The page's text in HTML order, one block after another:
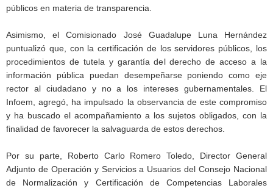
públicos en materia de transparencia.
Asimismo, el Comisionado José Guadalupe Luna Hernández
puntualizó que, con la certificación de los servidores públicos, los
procedimientos de tutela y garantía del derecho de acceso a la
información pública puedan desempeñarse poniendo como eje
rector al ciudadano y no a los intereses gubernamentales. El
Infoem, agregó, ha impulsado la observancia de este compromiso
y ha buscado el acompañamiento a los sujetos obligados, con la
finalidad de favorecer la salvaguarda de estos derechos.
Por su parte, Roberto Carlo Romero Toledo, Director General
Adjunto de Operación y Servicios a Usuarios del Consejo Nacional
de Normalización y Certificación de Competencias Laborales